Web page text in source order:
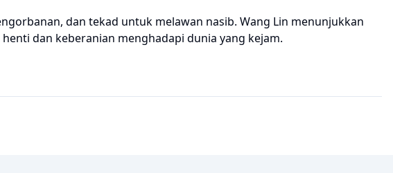
dan tekad untuk melawan nasib. Wang Lin menunjukkan
dan keberanian menghadapi dunia yang kejam.